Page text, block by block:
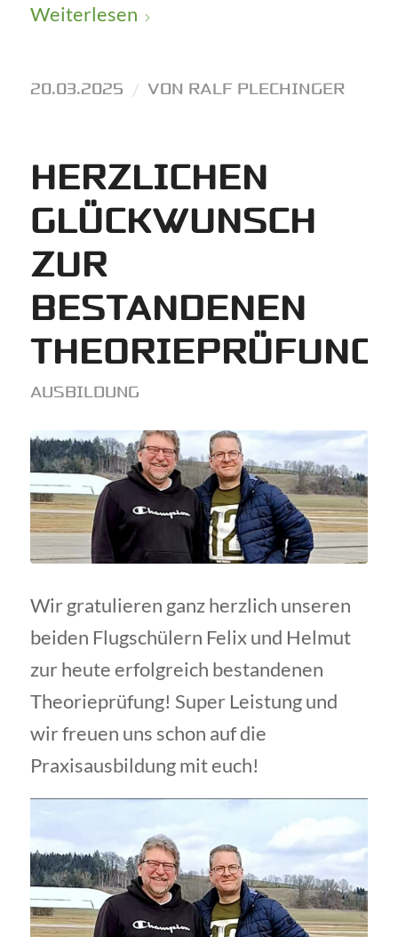
Weiterlesen
20.03.2025 / VON RALF PLECHINGER
HERZLICHEN
GLÜCKWUNSCH
ZUR
BESTANDENEN
THEORIEPRÜFUNG!
AUSBILDUNG
Wir gratulieren ganz herzlich unseren
beiden Flugschülern Felix und Helmut
zur heute erfolgreich bestandenen
Theorieprüfung! Super Leistung und
wir freuen uns schon auf die
Praxisausbildung mit euch!